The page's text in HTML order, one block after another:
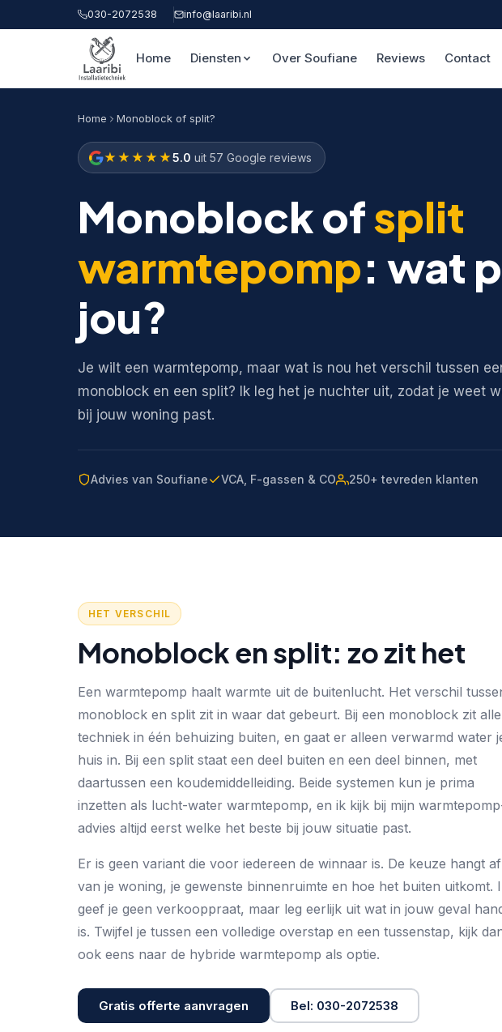
030-2072538 info@laaribi.nl
Home Diensten Over Soufiane Reviews Contact
Home Monoblock of split?
★★★★★5.0 uit 57 Google reviews
Monoblock ofsplit
warmtepomp: wat
jou?
Je wilt een warmtepomp, maar wat is nou het verschil tussen
monoblock en een split? Ik leg het je nuchter uit, zodat je weet
bij jouw woning past.
Advies van Soufiane VCA, F-gassen & CO 250+ tevreden klanten
HET VERSCHIL
Monoblock en split: zo zit het
Een warmtepomp haalt warmte uit de buitenlucht. Het verschil
monoblock en split zit in waar dat gebeurt. Bij een monoblock zit alle
techniek in één behuizing buiten, en gaat er alleen verwarmd water
huis in. Bij een split staat een deel buiten en een deel binnen, met
daartussen een koudemiddelleiding. Beide systemen kun je prima
inzetten als lucht-water warmtepomp, en ik kijk bij mijn
advies altijd eerst welke het beste bij jouw situatie past.
Er is geen variant die voor iedereen de winnaar is. De keuze hangt af
van je woning, je gewenste binnenruimte en hoe het buiten uitkomt.
geef je geen verkooppraat, maar leg eerlijk uit wat in jouw geval
is. Twijfel je tussen een volledige overstap en een tussenstap, kijk
ook eens naar de hybride warmtepomp als optie.
Gratis offerte aanvragen Bel: 030-2072538